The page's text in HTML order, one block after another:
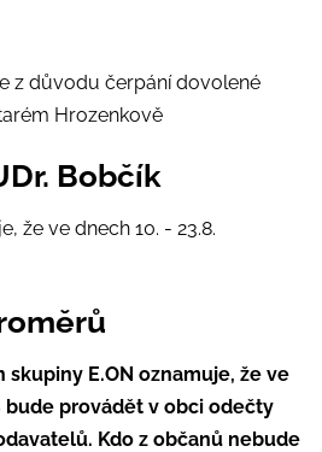
z důvodu čerpání dovolené
Hrozenkově
Bobčík
že ve dnech 10. - 23.8.
skupiny E.ON oznamuje, že ve
bude provádět v obci odečty
Kdo z občanů nebude